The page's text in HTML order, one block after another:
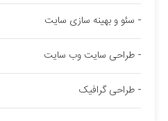
سئو و بهینه سازی سایت
طراحی سایت وب سایت
طراحی گرافیک